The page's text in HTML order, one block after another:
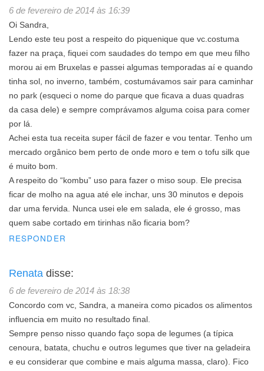
6 de fevereiro de 2014 às 16:39
Oi Sandra,
Lendo este teu post a respeito do piquenique que vc.costuma
fazer na praça, fiquei com saudades do tempo em que meu filho
morou ai em Bruxelas e passei algumas temporadas aí e quando
tinha sol, no inverno, também, costumávamos sair para caminhar
no park (esqueci o nome do parque que ficava a duas quadras
da casa dele) e sempre comprávamos alguma coisa para comer
por lá.
Achei esta tua receita super fácil de fazer e vou tentar. Tenho um
mercado orgânico bem perto de onde moro e tem o tofu silk que
é muito bom.
A respeito do “kombu” uso para fazer o miso soup. Ele precisa
ficar de molho na agua até ele inchar, uns 30 minutos e depois
dar uma fervida. Nunca usei ele em salada, ele é grosso, mas
quem sabe cortado em tirinhas não ficaria bom?
RESPONDER
Renata disse:
6 de fevereiro de 2014 às 18:38
Concordo com vc, Sandra, a maneira como picados os alimentos
influencia em muito no resultado final.
Sempre penso nisso quando faço sopa de legumes (a típica
cenoura, batata, chuchu e outros legumes que tiver na geladeira
e eu considerar que combine e mais alguma massa, claro). Fico